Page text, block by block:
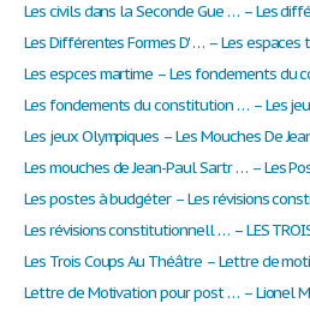
Les civils dans la Seconde Gue … – Les
Les Différentes Formes D' … – Les
Les espces martime – Les fondements du
Les fondements du constitution … – Les
Les jeux Olympiques – Les Mouches De
Les mouches de Jean-Paul Sartr … – Les
Les postes à budgéter – Les révisions
Les révisions constitutionnell … – LES TROIS
Les Trois Coups Au Théâtre – Lettre de
Lettre de Motivation pour post … – Lionel